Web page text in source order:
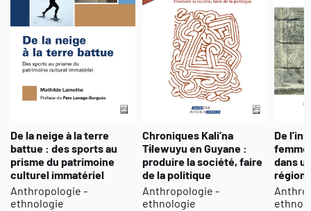
De la neige à la terre
battue : des sports au
prisme du patrimoine
culturel immatériel
Anthropologie -
ethnologie
Chroniques Kali’na
Tɨlewuyu en Guyane :
produire la société, faire
de la politique
Anthropologie -
ethnologie
De
dans